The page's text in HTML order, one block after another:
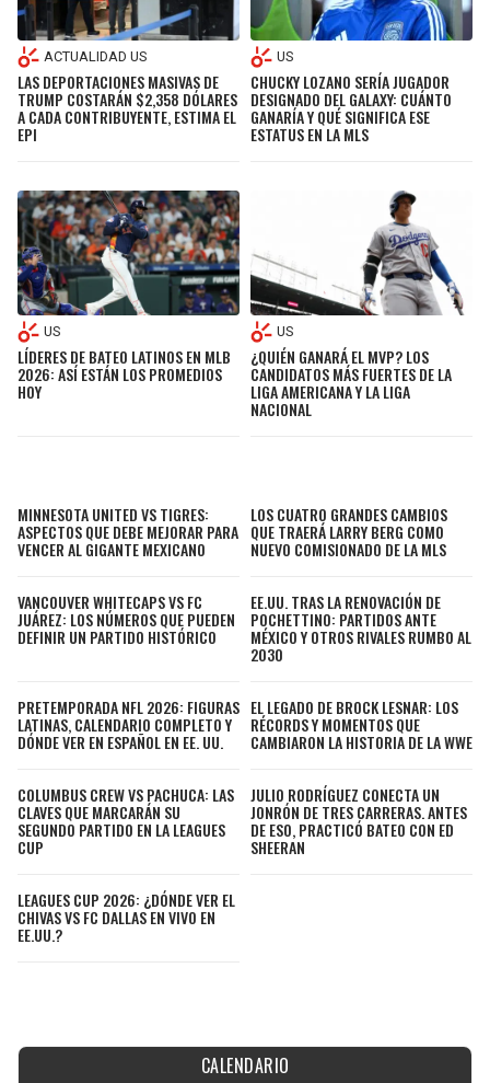
ACTUALIDAD US
LAS DEPORTACIONES MASIVAS DE
TRUMP COSTARÁN $2,358 DÓLARES
A CADA CONTRIBUYENTE, ESTIMA EL
EPI
US
CHUCKY LOZANO SERÍA JUGADOR
DESIGNADO DEL GALAXY: CUÁNTO
GANARÍA Y QUÉ SIGNIFICA ESE
ESTATUS EN LA MLS
US
LÍDERES DE BATEO LATINOS EN MLB
2026: ASÍ ESTÁN LOS PROMEDIOS
HOY
US
¿QUIÉN GANARÁ EL MVP? LOS
CANDIDATOS MÁS FUERTES DE LA
LIGA AMERICANA Y LA LIGA
NACIONAL
MINNESOTA UNITED VS TIGRES:
ASPECTOS QUE DEBE MEJORAR PARA
VENCER AL GIGANTE MEXICANO
LOS CUATRO GRANDES CAMBIOS
QUE TRAERÁ LARRY BERG COMO
NUEVO COMISIONADO DE LA MLS
VANCOUVER WHITECAPS VS FC
JUÁREZ: LOS NÚMEROS QUE PUEDEN
DEFINIR UN PARTIDO HISTÓRICO
EE.UU. TRAS LA RENOVACIÓN DE
POCHETTINO: PARTIDOS ANTE
MÉXICO Y OTROS RIVALES RUMBO AL
2030
PRETEMPORADA NFL 2026: FIGURAS
LATINAS, CALENDARIO COMPLETO Y
DÓNDE VER EN ESPAÑOL EN EE. UU.
EL LEGADO DE BROCK LESNAR: LOS
RÉCORDS Y MOMENTOS QUE
CAMBIARON LA HISTORIA DE LA WWE
COLUMBUS CREW VS PACHUCA: LAS
CLAVES QUE MARCARÁN SU
SEGUNDO PARTIDO EN LA LEAGUES
CUP
JULIO RODRÍGUEZ CONECTA UN
JONRÓN DE TRES CARRERAS. ANTES
DE ESO, PRACTICÓ BATEO CON ED
SHEERAN
LEAGUES CUP 2026: ¿DÓNDE VER EL
CHIVAS VS FC DALLAS EN VIVO EN
EE.UU.?